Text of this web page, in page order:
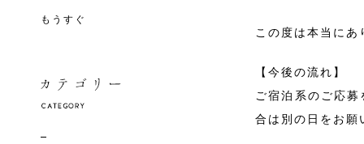
もうすぐ
この度は本当に
【今後の流れ】
ご宿泊系のご応
合は別の日をお願